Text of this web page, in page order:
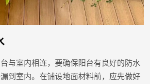
与室内相连，要确保阳台有良好的防水
到室内。在铺设地面材料前，应先做好